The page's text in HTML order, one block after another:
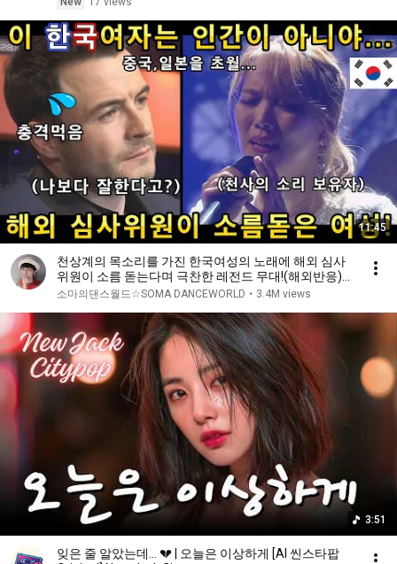
11:45
천상계의 목소리를 가진 한국여성의 노래에 해외 심사
위원이 소름 돋는다며 극찬한 레전드 무대!(해외반응)ㅣ
갓 탤런트 GOT TALENTㅣ소마의리뷰
소마의댄스월드☆SOMA DANCEWORLD • 3.4M views
3:51
잊은 줄 알았는데... 💔 | 오늘은 이상하게 [AI 씬스타팝